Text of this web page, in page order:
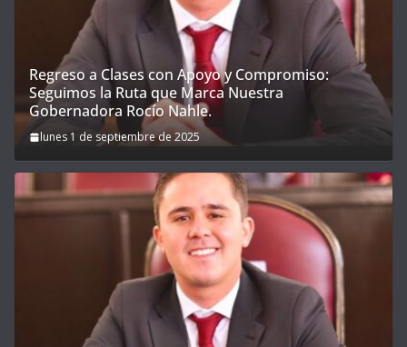
Regreso a Clases con Apoyo y Compromiso:
Seguimos la Ruta que Marca Nuestra
Gobernadora Rocío Nahle.
lunes 1 de septiembre de 2025